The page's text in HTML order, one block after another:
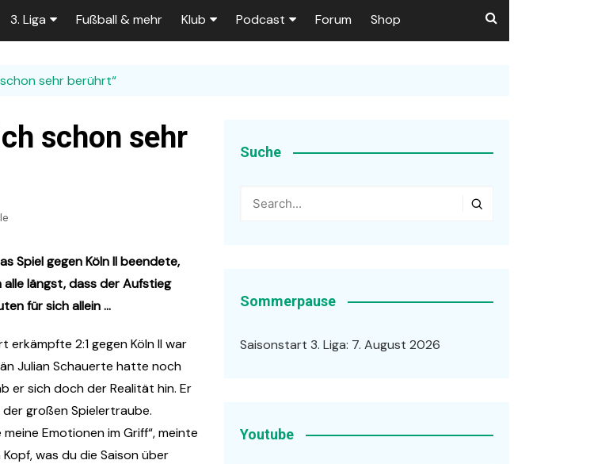
3. Liga
Spielplan
Aktuelle Serien
Fußball & mehr Klub
Ex-Preußen
Podcast Forum Shop
sehr berührt“
schon sehr
Spiel gegen Köln II beendete,
alle längst, dass der Aufstieg
für sich allein …
erkämpfte 2:1 gegen Köln II war
Julian Schauerte hatte noch
er sich doch der Realität hin. Er
großen Spielertraube.
Emotionen im Griff“, meinte
was du die Saison über
Suche
Sommerpause
Saisonstart 3. Liga: 7. August 2026
Youtube